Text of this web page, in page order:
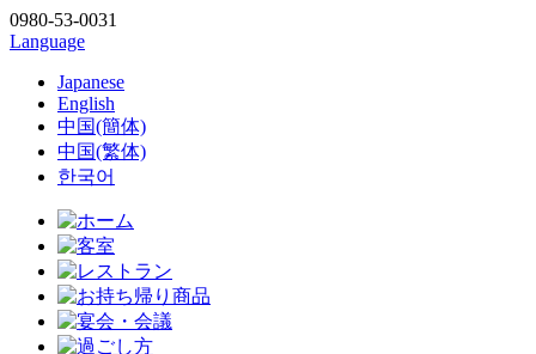
0980-53-0031
Language
Japanese
English
中国(簡体)
中国(繁体)
한국어